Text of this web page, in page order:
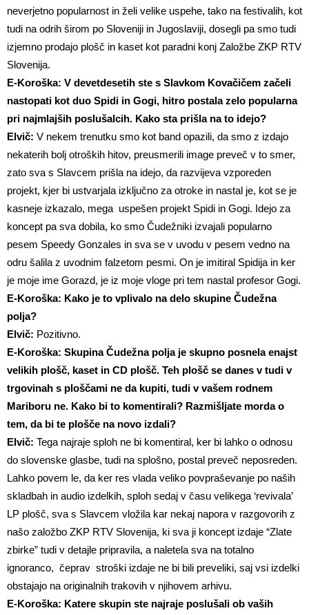
neverjetno popularnost in želi velike uspehe, tako na festivalih, kot
tudi na odrih širom po Sloveniji in Jugoslaviji, dosegli pa smo tudi
izjemno prodajo plošč in kaset kot paradni konj Založbe ZKP RTV
Slovenija.
E-Koroška: V devetdesetih ste s Slavkom Kovačičem začeli
nastopati kot duo Spidi in Gogi, hitro postala zelo popularna
pri najmlajših poslušalcih. Kako sta prišla na to idejo?
Elvič: V nekem trenutku smo kot band opazili, da smo z izdajo
nekaterih bolj otroških hitov, preusmerili image preveč v to smer,
zato sva s Slavcem prišla na idejo, da razvijeva vzporeden
projekt, kjer bi ustvarjala izključno za otroke in nastal je, kot se je
kasneje izkazalo, mega uspešen projekt Spidi in Gogi. Idejo za
koncept pa sva dobila, ko smo Čudežniki izvajali popularno
pesem Speedy Gonzales in sva se v uvodu v pesem vedno na
odru šalila z uvodnim falzetom pesmi. On je imitiral Spidija in ker
je moje ime Gorazd, je iz moje vloge pri tem nastal profesor Gogi.
E-Koroška: Kako je to vplivalo na delo skupine Čudežna
polja?
Elvič: Pozitivno.
E-Koroška: Skupina Čudežna polja je skupno posnela enajst
velikih plošč, kaset in CD plošč. Teh plošč se danes v tudi v
trgovinah s ploščami ne da kupiti, tudi v vašem rodnem
Mariboru ne. Kako bi to komentirali? Razmišljate morda o
tem, da bi te plošče na novo izdali?
Elvič: Tega najraje sploh ne bi komentiral, ker bi lahko o odnosu
do slovenske glasbe, tudi na splošno, postal preveč neposreden.
Lahko povem le, da ker res vlada veliko povpraševanje po naših
skladbah in audio izdelkih, sploh sedaj v času velikega ‘revivala’
LP plošč, sva s Slavcem vložila kar nekaj napora v razgovorih z
našo založbo ZKP RTV Slovenija, ki sva ji koncept izdaje “Zlate
zbirke” tudi v detajle pripravila, a naletela sva na totalno
ignoranco, čeprav stroški izdaje ne bi bili preveliki, saj vsi izdelki
obstajajo na originalnih trakovih v njihovem arhivu.
E-Koroška: Katere skupin ste najraje poslušali ob vaših